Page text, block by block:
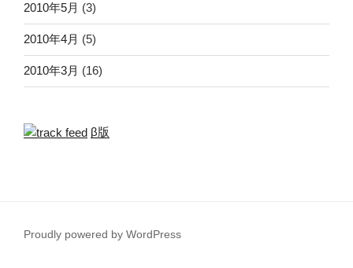
2010年5月 (3)
2010年4月 (5)
2010年3月 (16)
β版
Proudly powered by WordPress